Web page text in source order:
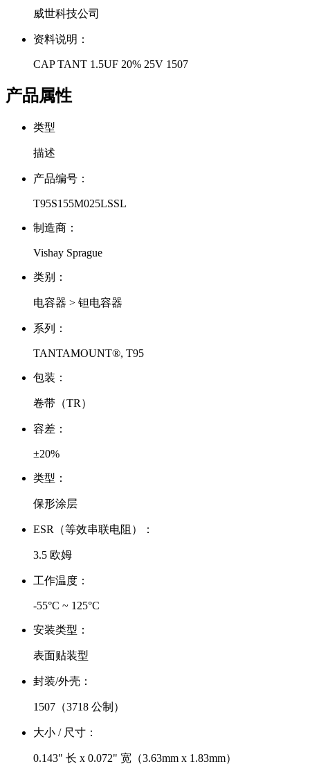
威世科技公司
资料说明：
CAP TANT 1.5UF 20% 25V 1507
产品属性
类型
描述
产品编号：
T95S155M025LSSL
制造商：
Vishay Sprague
类别：
电容器 > 钽电容器
系列：
TANTAMOUNT®, T95
包装：
卷带（TR）
容差：
±20%
类型：
保形涂层
ESR（等效串联电阻）：
3.5 欧姆
工作温度：
-55°C ~ 125°C
安装类型：
表面贴装型
封装/外壳：
1507（3718 公制）
大小 / 尺寸：
0.143" 长 x 0.072" 宽（3.63mm x 1.83mm）